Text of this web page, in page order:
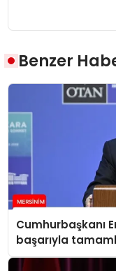
Benzer
Cumhurbaşkanı
başarıyla